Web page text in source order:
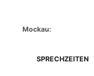
Mockau:
SPRECHZEITEN